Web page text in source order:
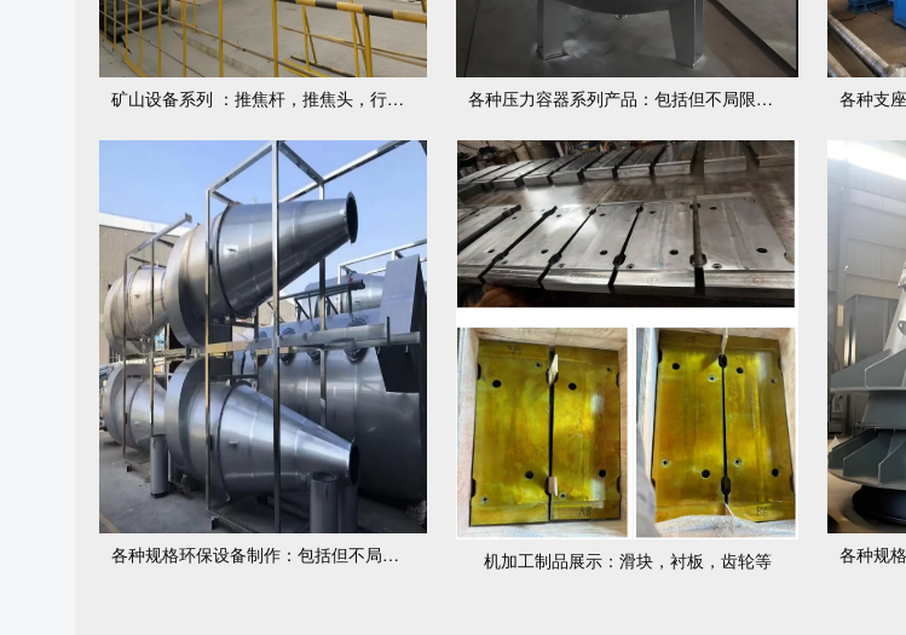
矿山设备系列 ：推焦杆，推焦头，行走机构等 各种压力容器系列产品：包括但不局限于白钢和特殊钢罐体
各种规格环保设备制作：包括但不局限于安装和调试 机加工制品展示：滑块，衬板，齿轮等